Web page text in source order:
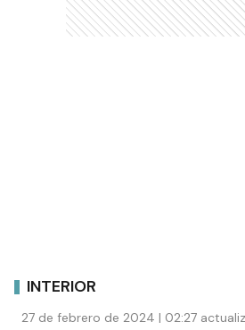
INTERIOR
27 de febrero de 2024 | 02:27